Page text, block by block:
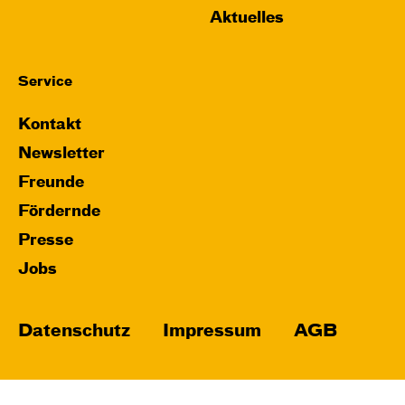
Aktuelles
Service
Kontakt
Newsletter
Freunde
Fördernde
Presse
Jobs
Datenschutz Impressum AGB